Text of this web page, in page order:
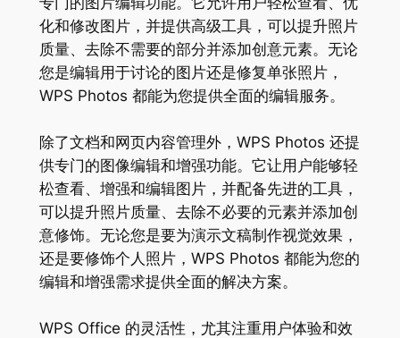
化和修改图片，并提供高级工具，可以提升照片
质量、去除不需要的部分并添加创意元素。无论
您是编辑用于讨论的图片还是修复单张照片，
WPS Photos 都能为您提供全面的编辑服务。
除了文档和网页内容管理外，WPS Photos 还提
供专门的图像编辑和增强功能。它让用户能够轻
松查看、增强和编辑图片，并配备先进的工具，
可以提升照片质量、去除不必要的元素并添加创
意修饰。无论您是要为演示文稿制作视觉效果，
还是要修饰个人照片，WPS Photos 都能为您的
编辑和增强需求提供全面的解决方案。
WPS Office 的灵活性，尤其注重用户体验和效